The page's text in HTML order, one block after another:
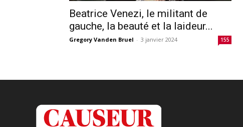
Beatrice Venezi, le militant de
gauche, la beauté et la laideur...
Gregory Vanden Bruel - 3 janvier 2024 155